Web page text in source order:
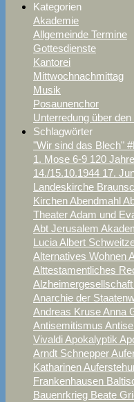
Kategorien
Akademie
Allgemeinde Termine
Gottesdienste
Kantorei
Mittwochnachmittag
Musik
Posaunenchor
Unterredung über
Schlagwörter
"Wir sind das Blech"
1. Mose 6-9 120
14./15.10.1944 17.
Landeskirche
KirchenAbendmahl
TheaterAdam und
Abt Jerusalem
LuciaAlbert
Alternatives Wohnen
Alttestamentliches
Anarchie der
Andreas KruseAnna
Antisemitismus
VivaldiApokalyptik
Arndt Schnepper
Katharinen
Frankenhausen
Bauenrkrieg Beate